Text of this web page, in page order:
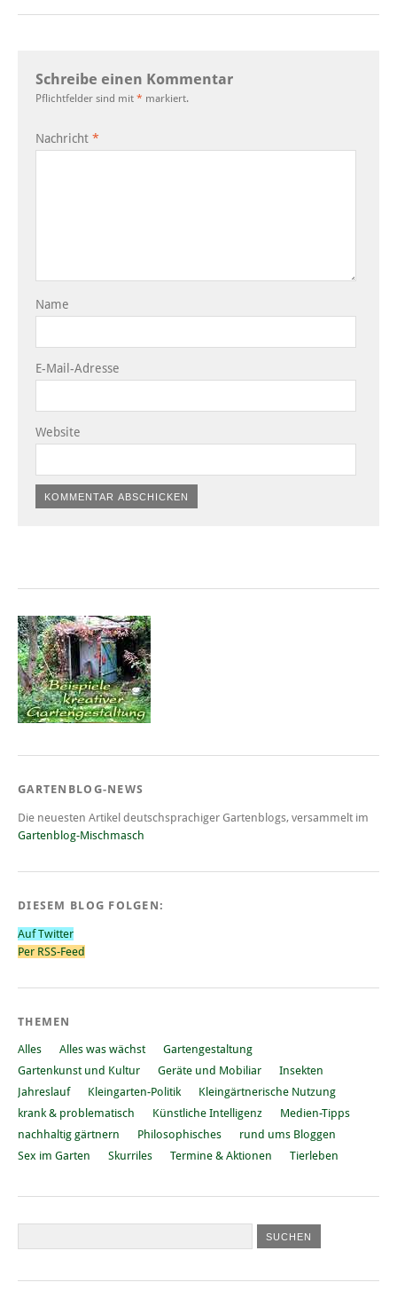
Schreibe einen Kommentar
Pflichtfelder sind mit * markiert.
Nachricht *
Name
E-Mail-Adresse
Website
GARTENBLOG-NEWS
Die neuesten Artikel deutschsprachiger Gartenblogs, versammelt im
Gartenblog-Mischmasch
DIESEM BLOG FOLGEN:
Auf Twitter
Per RSS-Feed
THEMEN
Alles Alles was wächst
Gartengestaltung
Gartenkunst und Kultur
Geräte und Mobiliar
Insekten
Jahreslauf
Kleingarten-Politik
Kleingärtnerische Nutzung
krank & problematisch
Künstliche Intelligenz
Medien-Tipps
nachhaltig gärtnern
Philosophisches
rund ums Bloggen
Sex im Garten
Skurriles Termine & Aktionen Tierleben